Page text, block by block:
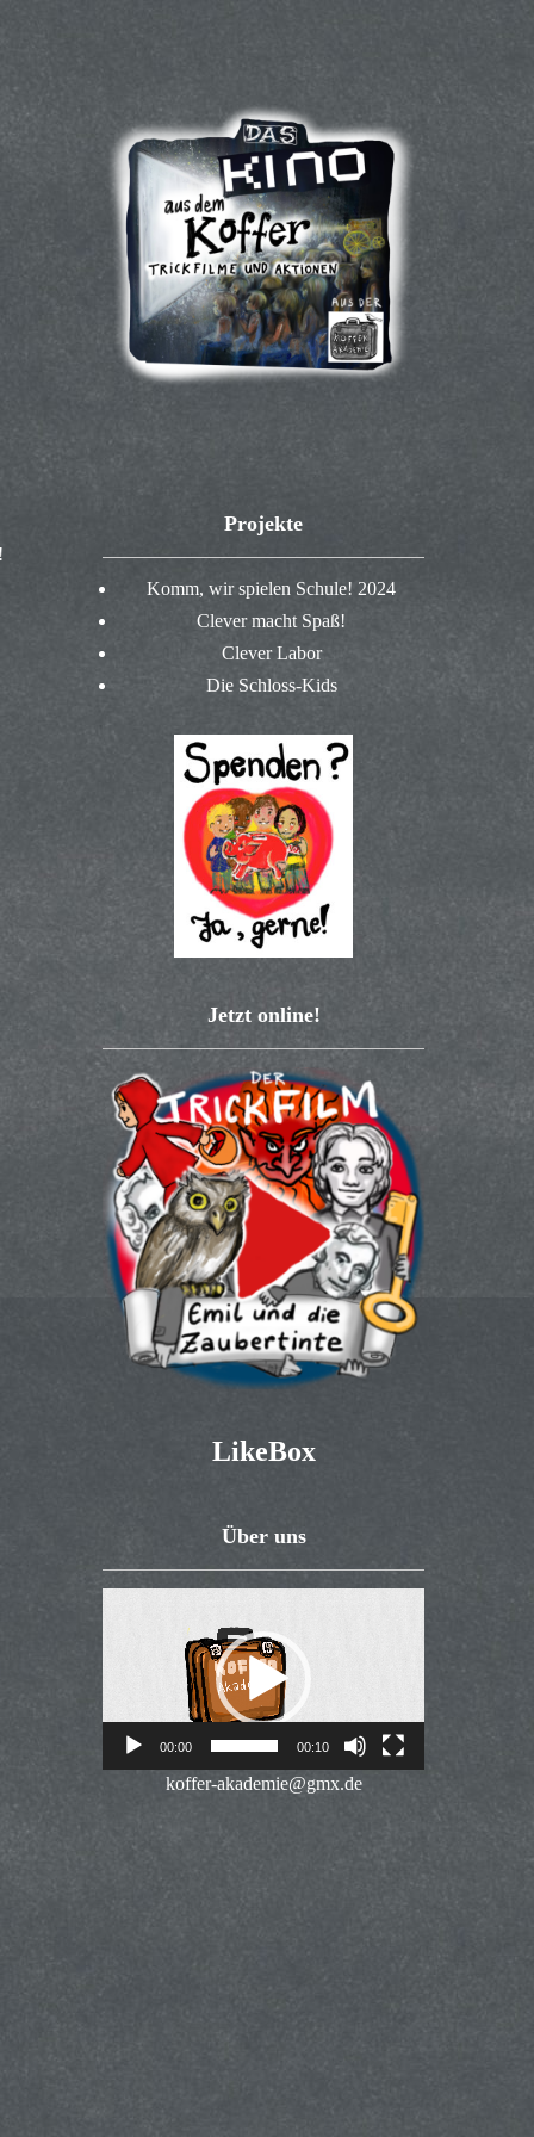
Projekte
Komm, wir spielen Schule! 2024
Clever macht Spaß!
Clever Labor
Die Schloss-Kids
Jetzt online!
LikeBox
Über uns
00:00 00:10
koffer-akademie@gmx.de